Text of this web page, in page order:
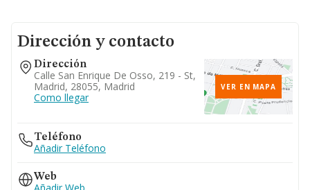
Dirección y contacto
Dirección
Calle San Enrique De Osso, 219 - St,
Madrid, 28055, Madrid
Como llegar
VER EN MAPA
Teléfono
Añadir Teléfono
Web